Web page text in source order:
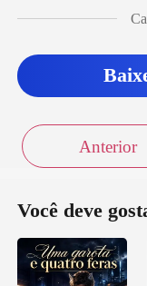
Anterior
Você deve